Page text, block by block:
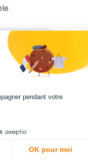
)
pendant votre
OK pour moi